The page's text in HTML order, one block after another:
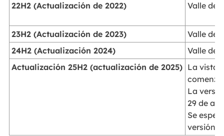
22H2 (Actualización de 2022)
Valle del
23H2 (Actualización de 2023)
Valle del
24H2 (Actualización 2024)
Valle del
Actualización 25H2 (actualización de 2025) La vista
La
29 de
Se
versión